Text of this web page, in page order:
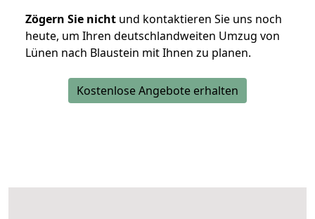
Zögern Sie nicht und kontaktieren Sie uns noch
heute, um Ihren deutschlandweiten Umzug von
Lünen nach Blaustein mit Ihnen zu planen.
Kostenlose Angebote erhalten